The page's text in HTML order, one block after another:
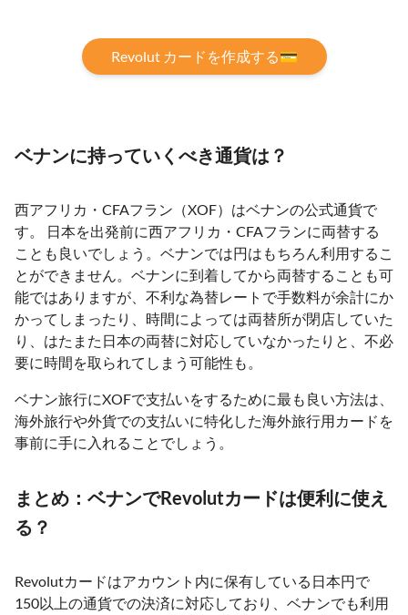
Revolut カードを作成する💳
ベナンに持っていくべき通貨は？
西アフリカ・CFAフラン（XOF）はベナンの公式通貨で
す。 日本を出発前に西アフリカ・CFAフランに両替する
ことも良いでしょう。ベナンでは円はもちろん利用するこ
とができません。ベナンに到着してから両替することも可
能ではありますが、不利な為替レートで手数料が余計にか
かってしまったり、時間によっては両替所が閉店していた
り、はたまた日本の両替に対応していなかったりと、不必
要に時間を取られてしまう可能性も。
ベナン旅行にXOFで支払いをするために最も良い方法は、
海外旅行や外貨での支払いに特化した海外旅行用カードを
事前に手に入れることでしょう。
まとめ：ベナンでRevolutカードは便利に使え
る？
Revolutカードはアカウント内に保有している日本円で
150以上の通貨での決済に対応しており、ベナンでも利用